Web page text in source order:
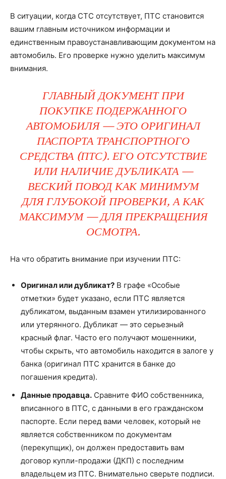
В ситуации, когда СТС отсутствует, ПТС становится
вашим главным источником информации и
единственным правоустанавливающим документом на
автомобиль. Его проверке нужно уделить максимум
внимания.
ГЛАВНЫЙ ДОКУМЕНТ ПРИ
ПОКУПКЕ ПОДЕРЖАННОГО
АВТОМОБИЛЯ — ЭТО ОРИГИНАЛ
ПАСПОРТА ТРАНСПОРТНОГО
СРЕДСТВА (ПТС). ЕГО ОТСУТСТВИЕ
ИЛИ НАЛИЧИЕ ДУБЛИКАТА —
ВЕСКИЙ ПОВОД КАК МИНИМУМ
ДЛЯ ГЛУБОКОЙ ПРОВЕРКИ, А КАК
МАКСИМУМ — ДЛЯ ПРЕКРАЩЕНИЯ
ОСМОТРА.
На что обратить внимание при изучении ПТС:
Оригинал или дубликат? В графе «Особые
отметки» будет указано, если ПТС является
дубликатом, выданным взамен утилизированного
или утерянного. Дубликат — это серьезный
красный флаг. Часто его получают мошенники,
чтобы скрыть, что автомобиль находится в залоге у
банка (оригинал ПТС хранится в банке до
погашения кредита).
Данные продавца. Сравните ФИО собственника,
вписанного в ПТС, с данными в его гражданском
паспорте. Если перед вами человек, который не
является собственником по документам
(перекупщик), он должен предоставить вам
договор купли-продажи (ДКП) с последним
владельцем из ПТС. Внимательно сверьте подписи.